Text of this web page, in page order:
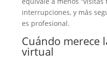
interrupciones, y más
es profesional.
Cuándo merece
virtual